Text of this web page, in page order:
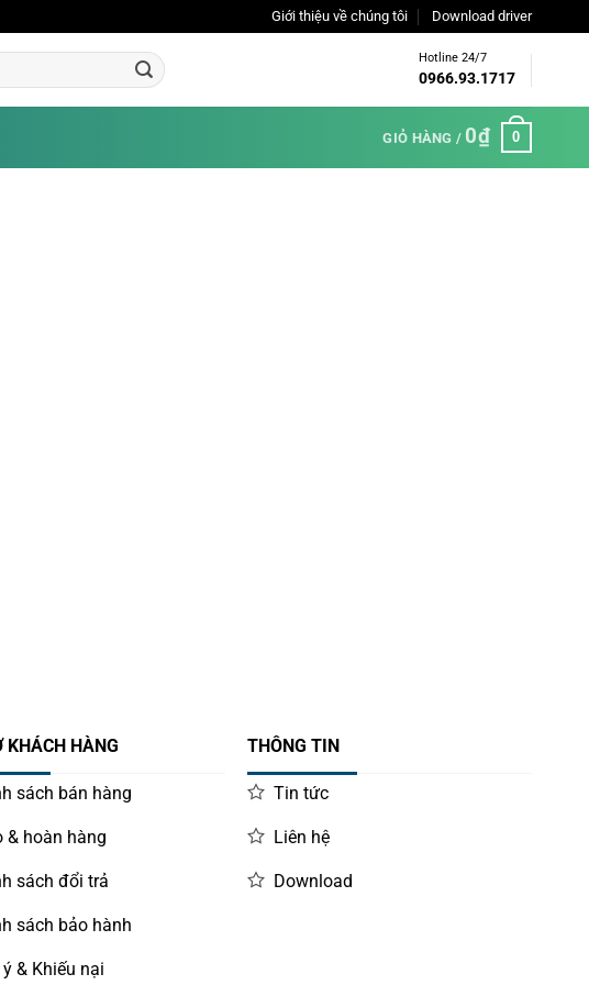
Giới thiệu về chúng tôi Download driver
Hotline 24/7
0966.93.1717
GIỎ HÀNG / 0₫ 0
KHÁCH HÀNG
sách bán hàng
& hoàn hàng
sách đổi trả
sách bảo hành
ý & Khiếu nại
THÔNG TIN
Tin tức
Liên hệ
Download